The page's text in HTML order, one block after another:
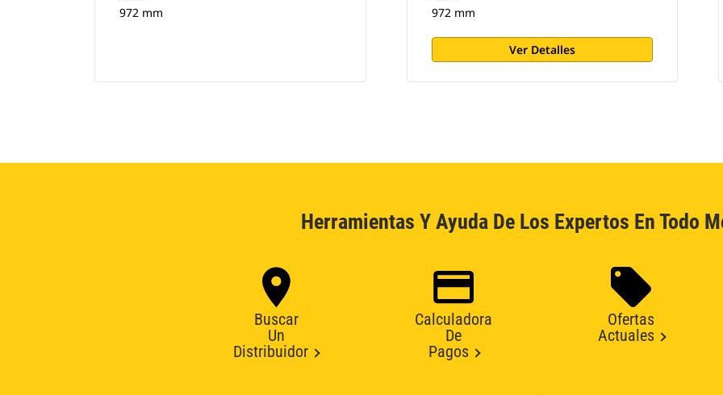
972 mm 972 mm
Ver Detalles
Herramientas Y Ayuda De Los Expertos En Todo
Buscar
Un
Distribuidor
Calculadora
De
Pagos
Ofertas
Actuales